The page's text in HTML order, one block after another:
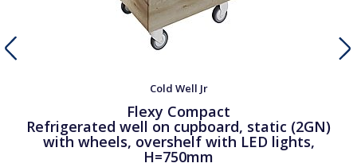
Cold Well Jr
Flexy Compact
Refrigerated well on cupboard, static (2GN)
with wheels, overshelf with LED lights,
H=750mm